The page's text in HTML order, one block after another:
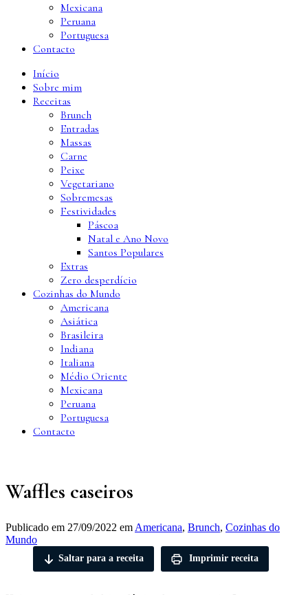
Mexicana
Peruana
Portuguesa
Contacto
Início
Sobre mim
Receitas
Brunch
Entradas
Massas
Carne
Peixe
Vegetariano
Sobremesas
Festividades
Páscoa
Natal e Ano Novo
Santos Populares
Extras
Zero desperdício
Cozinhas do Mundo
Americana
Asiática
Brasileira
Indiana
Italiana
Médio Oriente
Mexicana
Peruana
Portuguesa
Contacto
Waffles caseiros
Publicado em 27/09/2022 em Americana, Brunch, Cozinhas do
Mundo
Saltar para a receita Imprimir receita